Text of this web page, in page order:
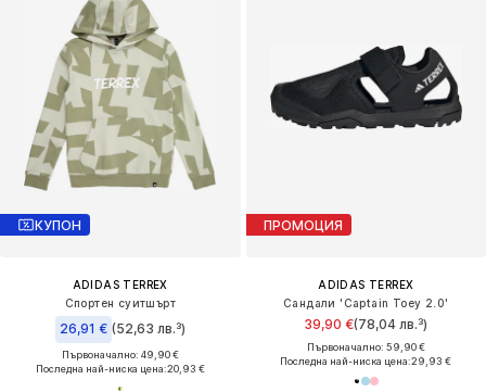
КУПОН
ADIDAS TERREX
Спортен суитшърт
26,91 € (52,63 лв.³)
Първоначално: 49,90 €
Последна най-ниска цена:20,93 €
ПРОМОЦИЯ
ADIDAS TERREX
Сандали 'Captain Toey 2.0'
39,90 €(78,04 лв.³)
Първоначално: 59,90 €
Последна най-ниска цена:29,93 €